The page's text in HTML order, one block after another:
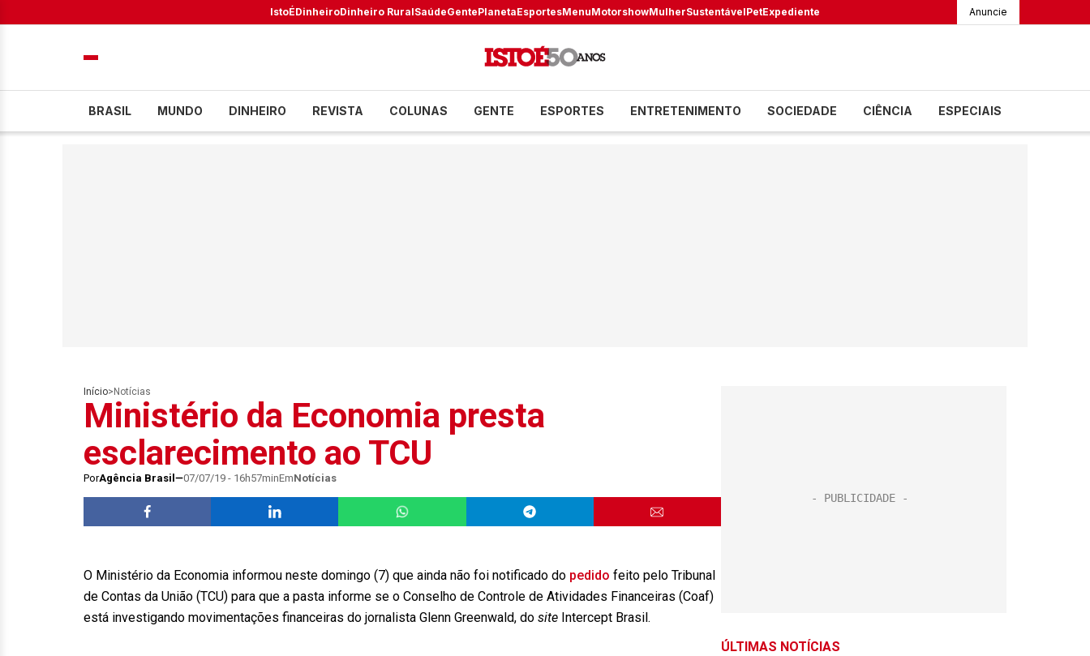
IstoÉDinheiroDinheiro RuralSaúdeGentePlanetaEsportesMenuMotorshowMulherSustentávelPetExpediente Anuncie
BRASIL MUNDO DINHEIRO REVISTA COLUNAS GENTE ESPORTES ENTRETENIMENTO SOCIEDADE CIÊNCIA ESPECIAIS
Início> Notícias
Ministério da Economia presta
esclarecimento ao TCU
PorAgência Brasil 07/07/19 - 16h57minEmNotícias
O Ministério da Economia informou neste domingo (7) que ainda não foi notificado do pedido feito pelo Tribunal
de Contas da União (TCU) para que a pasta informe se o Conselho de Controle de Atividades Financeiras (Coaf)
está investigando movimentações financeiras do jornalista Glenn Greenwald, do site Intercept Brasil.